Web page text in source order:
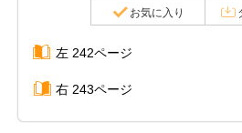
お気に入り
左 242ページ
右 243ページ